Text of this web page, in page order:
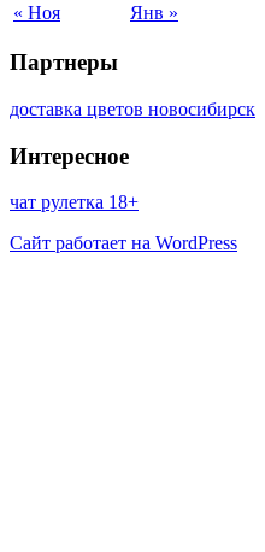
« Ноя Янв »
Партнеры
доставка цветов новосибирск
Интересное
чат рулетка 18+
Сайт работает на WordPress